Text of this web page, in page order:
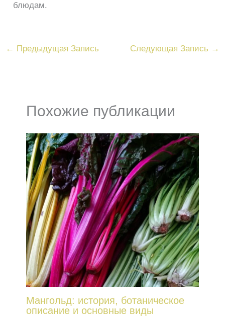
блюдам.
← Предыдущая Запись Следующая Запись →
Похожие публикации
Мангольд: история, ботаническое
описание и основные виды